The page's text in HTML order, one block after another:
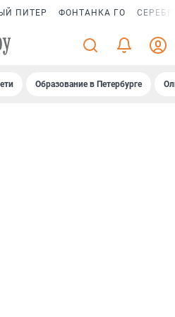
ПИТЕР ФОНТАНКА ГО
Образование в Петербурге